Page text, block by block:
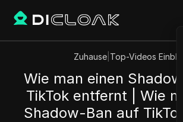
Zuhause Top-Videos
Wie man einen
TikTok entfernt | Wie
Shadow-Ban auf